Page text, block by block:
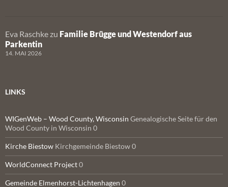
Eva Raschke zu Familie Brügge und Westendorf aus
Parkentin
14. MAI 2026
LINKS
WIGenWeb – Wood County, Wisconsin Genealogische Seite für den
Wood County in Wisconsin 0
Kirche Biestow Kirchgemeinde Biestow 0
WorldConnect Project0
Gemeinde Elmenhorst-Lichtenhagen 0